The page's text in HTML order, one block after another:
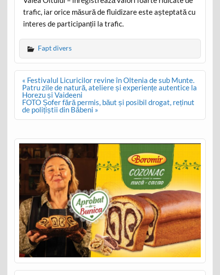
trafic, iar orice măsură de fluidizare este așteptată cu
interes de participanții la trafic.
Fapt divers
Post
navigation
« Festivalul Licuricilor revine în Oltenia de sub Munte.
Patru zile de natură, ateliere și experiențe autentice la
Horezu și Vaideeni
FOTO Șofer fără permis, băut și posibil drogat, reținut
de polițiștii din Băbeni »